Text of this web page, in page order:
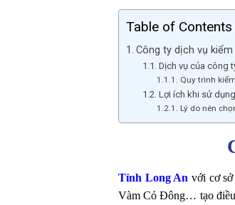
Table of Contents
Công ty dịch vụ
Dịch vụ của công
Quy trình
Lợi ích khi sử
Lý do nên
Tỉnh Long An với cơ
Vàm Cỏ Đông… tạo điều